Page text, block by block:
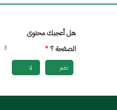
هل أعجبك محتوى
الصفحة ؟
نعم لا
3